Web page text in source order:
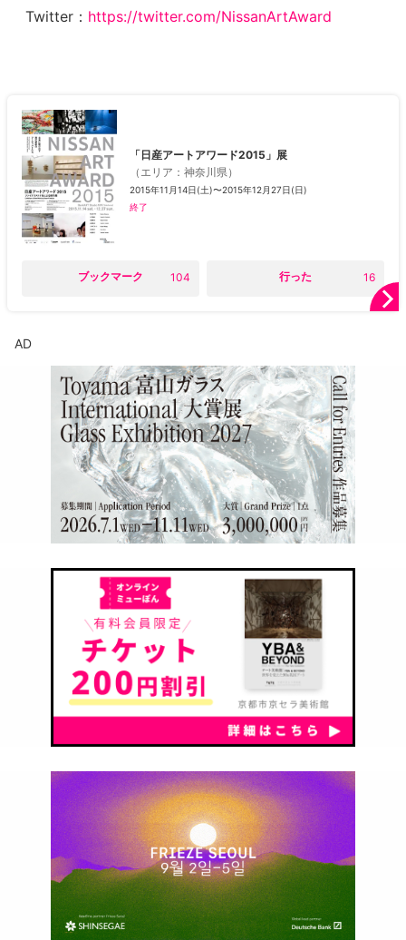
Twitter： https://twitter.com/NissanArtAward
「日産アートアワード2015」展
（ エリア ：神奈川県 ）
2015年11月14日(土)〜2015年12月27日(日)
終了
ブックマーク 104 行った 16
AD